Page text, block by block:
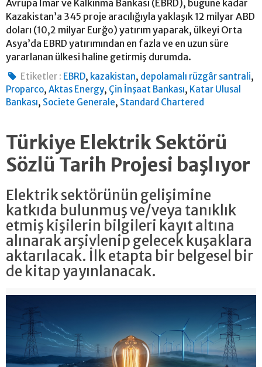
Avrupa İmar ve Kalkınma Bankası (EBRD), bugüne kadar
Kazakistan’a 345 proje aracılığıyla yaklaşık 12 milyar ABD
doları (10,2 milyar Eurğo) yatırım yaparak, ülkeyi Orta
Asya’da EBRD yatırımından en fazla ve en uzun süre
yararlanan ülkesi haline getirmiş durumda.
Etiketler : EBRD, kazakistan, depolamalı rüzgâr santrali,
Proparco, Aktas Energy, Çin İnşaat Bankası, Katar Ulusal
Bankası, Societe Generale, Standard Chartered
Türkiye Elektrik Sektörü
Sözlü Tarih Projesi başlıyor
Elektrik sektörünün gelişimine
katkıda bulunmuş ve/veya tanıklık
etmiş kişilerin bilgileri kayıt altına
alınarak arşivlenip gelecek kuşaklara
aktarılacak. İlk etapta bir belgesel bir
de kitap yayınlanacak.